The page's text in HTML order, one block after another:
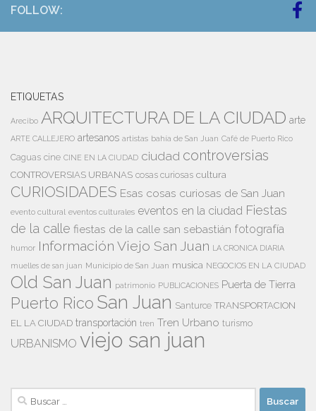
FOLLOW:
ETIQUETAS
Arecibo ARQUITECTURA DE LA CIUDAD arte
ARTE CALLEJERO artesanos artistas bahía de San Juan Café de Puerto Rico
Caguas cine CINE EN LA CIUDAD ciudad controversias
CONTROVERSIAS URBANAS cosas curiosas cultura
CURIOSIDADES Esas cosas curiosas de San Juan
evento cultural eventos culturales eventos en la ciudad Fiestas
de la calle fiestas de la calle san sebastián fotografía
humor Información Viejo San Juan LA CRONICA DIARIA
muelles de san juan Municipio de San Juan musica NEGOCIOS EN LA CIUDAD
Old San Juan patrimonio PUBLICACIONES Puerta de Tierra
Puerto Rico San Juan Santurce TRANSPORTACION
EL LA CIUDAD transportación tren Tren Urbano turismo
URBANISMO viejo san juan
Buscar: